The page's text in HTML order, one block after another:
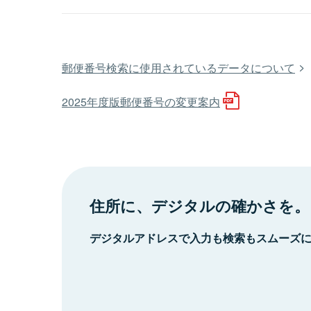
郵便番号検索に使用されているデータについて
2025年度版郵便番号の変更案内
住所に、デジタルの確かさを。
デジタルアドレスで入力も検索もスムーズ